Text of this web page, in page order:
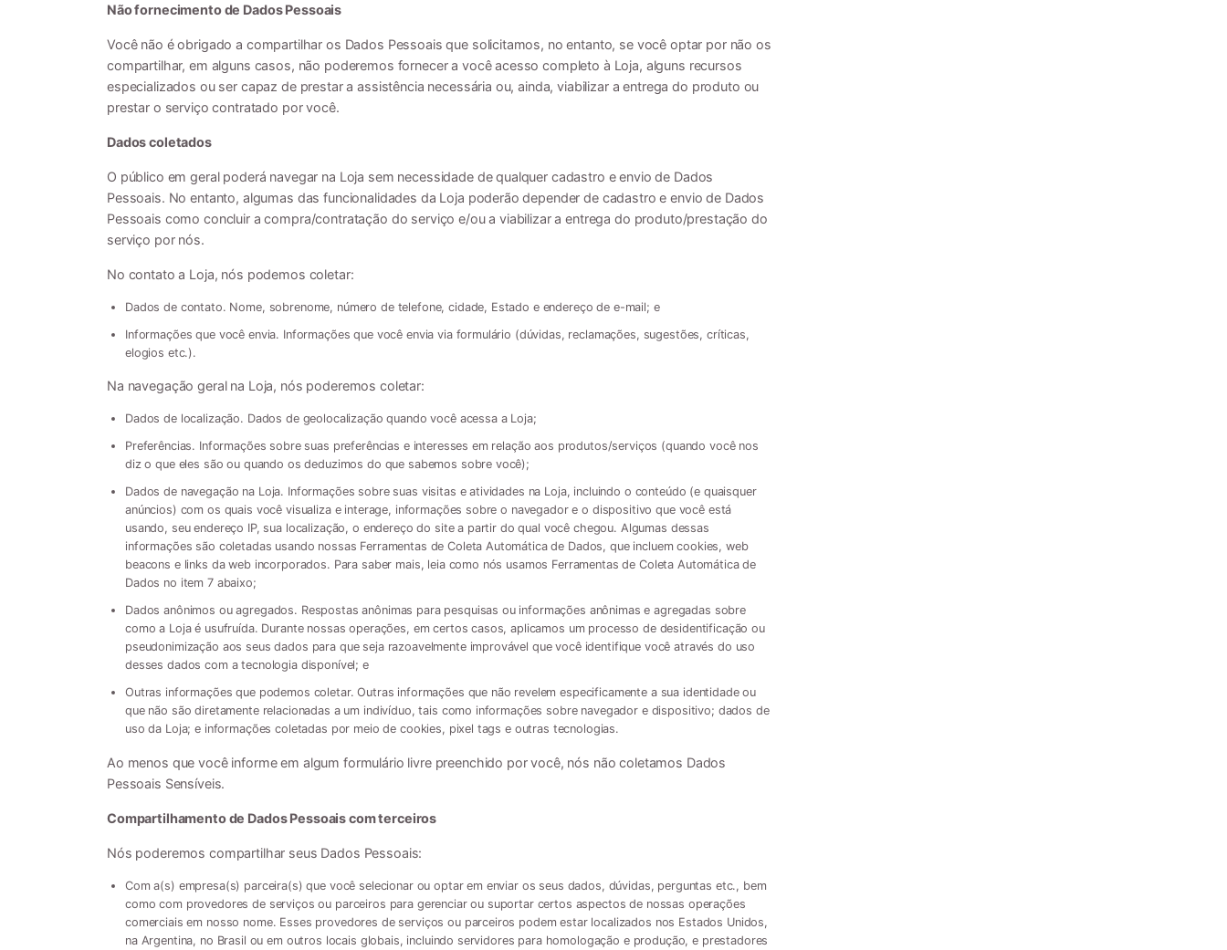
Não fornecimento de Dados Pessoais
Você não é obrigado a compartilhar os Dados Pessoais que solicitamos, no entanto, se você optar por não os
compartilhar, em alguns casos, não poderemos fornecer a você acesso completo à Loja, alguns recursos
especializados ou ser capaz de prestar a assistência necessária ou, ainda, viabilizar a entrega do produto ou
prestar o serviço contratado por você.
Dados coletados
O público em geral poderá navegar na Loja sem necessidade de qualquer cadastro e envio de Dados
Pessoais. No entanto, algumas das funcionalidades da Loja poderão depender de cadastro e envio de Dados
Pessoais como concluir a compra/contratação do serviço e/ou a viabilizar a entrega do produto/prestação do
serviço por nós.
No contato a Loja, nós podemos coletar:
Dados de contato. Nome, sobrenome, número de telefone, cidade, Estado e endereço de e-mail; e
Informações que você envia. Informações que você envia via formulário (dúvidas, reclamações, sugestões, críticas,
elogios etc.).
Na navegação geral na Loja, nós poderemos coletar:
Dados de localização. Dados de geolocalização quando você acessa a Loja;
Preferências. Informações sobre suas preferências e interesses em relação aos produtos/serviços (quando você nos
diz o que eles são ou quando os deduzimos do que sabemos sobre você);
Dados de navegação na Loja. Informações sobre suas visitas e atividades na Loja, incluindo o conteúdo (e quaisquer
anúncios) com os quais você visualiza e interage, informações sobre o navegador e o dispositivo que você está
usando, seu endereço IP, sua localização, o endereço do site a partir do qual você chegou. Algumas dessas
informações são coletadas usando nossas Ferramentas de Coleta Automática de Dados, que incluem cookies, web
beacons e links da web incorporados. Para saber mais, leia como nós usamos Ferramentas de Coleta Automática de
Dados no item 7 abaixo;
Dados anônimos ou agregados. Respostas anônimas para pesquisas ou informações anônimas e agregadas sobre
como a Loja é usufruída. Durante nossas operações, em certos casos, aplicamos um processo de desidentificação ou
pseudonimização aos seus dados para que seja razoavelmente improvável que você identifique você através do uso
desses dados com a tecnologia disponível; e
Outras informações que podemos coletar. Outras informações que não revelem especificamente a sua identidade ou
que não são diretamente relacionadas a um indivíduo, tais como informações sobre navegador e dispositivo; dados de
uso da Loja; e informações coletadas por meio de cookies, pixel tags e outras tecnologias.
Ao menos que você informe em algum formulário livre preenchido por você, nós não coletamos Dados
Pessoais Sensíveis.
Compartilhamento de Dados Pessoais com terceiros
Nós poderemos compartilhar seus Dados Pessoais:
Com a(s) empresa(s) parceira(s) que você selecionar ou optar em enviar os seus dados, dúvidas, perguntas etc., bem
como com provedores de serviços ou parceiros para gerenciar ou suportar certos aspectos de nossas operações
comerciais em nosso nome. Esses provedores de serviços ou parceiros podem estar localizados nos Estados Unidos,
na Argentina, no Brasil ou em outros locais globais, incluindo servidores para homologação e produção, e prestadores